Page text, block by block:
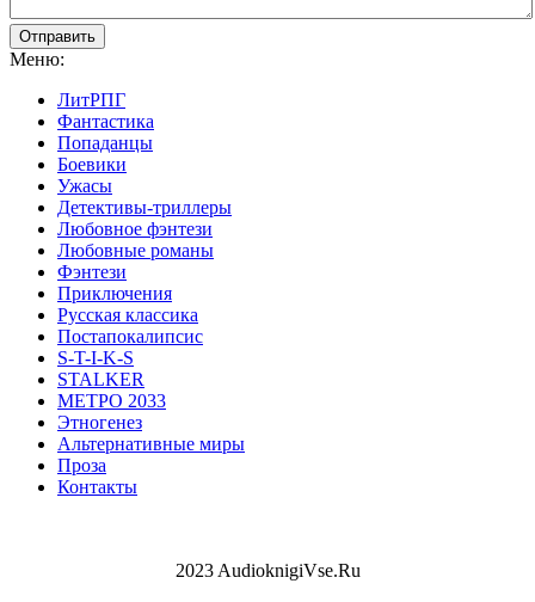
Отправить
Меню:
ЛитРПГ
Фантастика
Попаданцы
Боевики
Ужасы
Детективы-триллеры
Любовное фэнтези
Любовные романы
Фэнтези
Приключения
Русская классика
Постапокалипсис
S-T-I-K-S
STALKER
МЕТРО 2033
Этногенез
Альтернативные миры
Проза
Контакты
2023 AudioknigiVse.Ru